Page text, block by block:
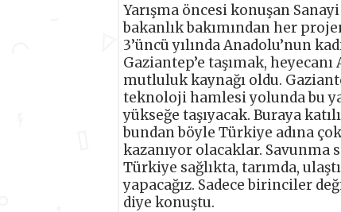
Yarışma öncesi konuşan
bakanlık bakımından her
3’üncü yılında Anadolu’nun
Gaziantep’e taşımak,
mutluluk kaynağı oldu.
teknoloji hamlesi yolunda bu
yükseğe taşıyacak. Buraya
bundan böyle Türkiye adına
kazanıyor olacaklar. Savunma
Türkiye sağlıkta, tarımda,
yapacağız. Sadece birinciler
diye konuştu.